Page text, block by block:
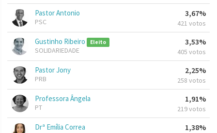
Pastor Antonio
PSC
3,67%
421 votos
Gustinho Ribeiro Eleito
SOLIDARIEDADE
3,53%
405 votos
Pastor Jony
PRB
2,25%
258 votos
Professora Ângela
PT
1,91%
219 votos
Drª Emília Correa 1,38%